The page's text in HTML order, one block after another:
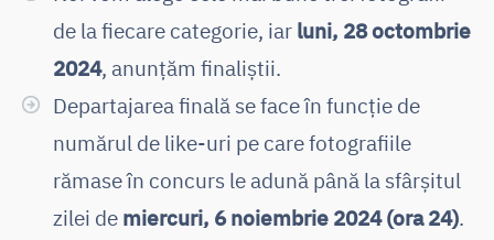
de la fiecare categorie, iar luni, 28 octombrie
2024, anunțăm finaliștii.
Departajarea finală se face în funcție de
numărul de like-uri pe care fotografiile
rămase în concurs le adună până la sfârșitul
zilei de miercuri, 6 noiembrie 2024 (ora 24).